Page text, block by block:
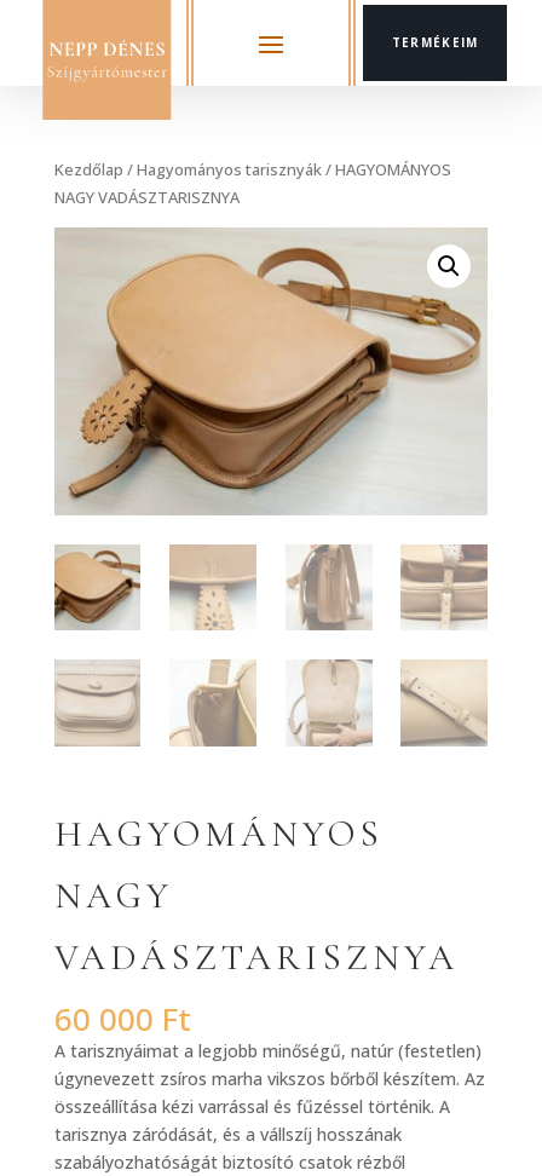
TERMÉKEIM
Kezdőlap /Hagyományos tarisznyák/ HAGYOMÁNYOS
NAGY VADÁSZTARISZNYA
HAGYOMÁNYOS
NAGY
VADÁSZTARISZNYA
60 000 Ft
A tarisznyáimat a legjobb minőségű, natúr (festetlen)
úgynevezett zsíros marha vikszos bőrből készítem. Az
összeállítása kézi varrással és fűzéssel történik. A
tarisznya záródását, és a vállszíj hosszának
szabályozhatóságát biztosító csatok rézből